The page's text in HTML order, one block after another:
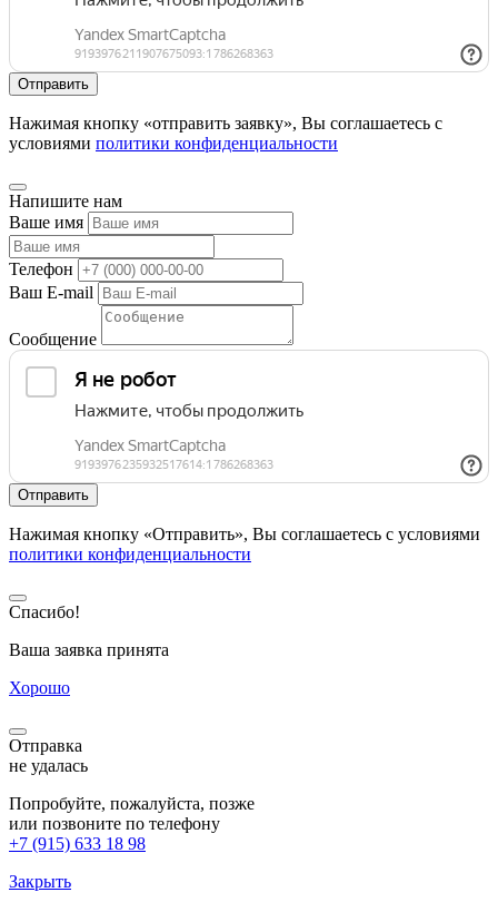
Нажимая кнопку «отправить заявку», Вы соглашаетесь с
условиями политики конфиденциальности
Напишите нам
Ваше имя
Телефон
Ваш E-mail
Сообщение
Нажимая кнопку «Отправить», Вы соглашаетесь с условиями
политики конфиденциальности
Спасибо!
Ваша заявка принята
Хорошо
Отправка
не удалась
Попробуйте, пожалуйста, позже
или позвоните по телефону
+7 (915) 633 18 98
Закрыть